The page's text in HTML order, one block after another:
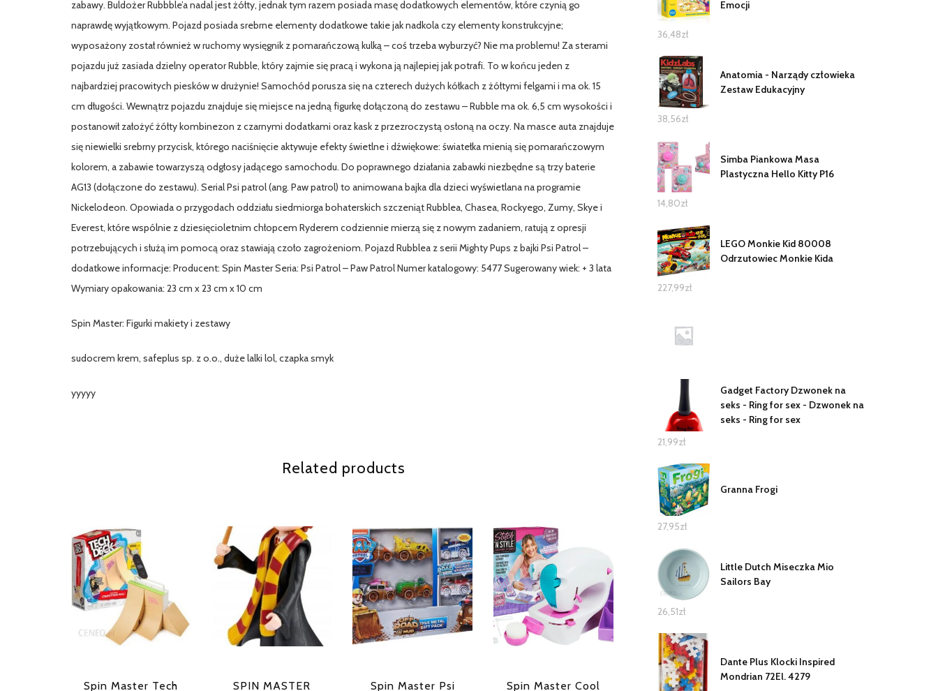
zabawy. Buldożer Rubbble’a nadal jest żółty, jednak tym razem posiada masę dodatkowych elementów, które czynią go
naprawdę wyjątkowym. Pojazd posiada srebrne elementy dodatkowe takie jak nadkola czy elementy konstrukcyjne;
wyposażony został również w ruchomy wysięgnik z pomarańczową kulką – coś trzeba wyburzyć? Nie ma problemu! Za sterami
pojazdu już zasiada dzielny operator Rubble, który zajmie się pracą i wykona ją najlepiej jak potrafi. To w końcu jeden z
najbardziej pracowitych piesków w drużynie! Samochód porusza się na czterech dużych kółkach z żółtymi felgami i ma ok. 15
cm długości. Wewnątrz pojazdu znajduje się miejsce na jedną figurkę dołączoną do zestawu – Rubble ma ok. 6,5 cm wysokości i
postanowił założyć żółty kombinezon z czarnymi dodatkami oraz kask z przezroczystą osłoną na oczy. Na masce auta znajduje
się niewielki srebrny przycisk, którego naciśnięcie aktywuje efekty świetlne i dźwiękowe: światełka mienią się pomarańczowym
kolorem, a zabawie towarzyszą odgłosy jadącego samochodu. Do poprawnego działania zabawki niezbędne są trzy baterie
AG13 (dołączone do zestawu). Serial Psi patrol (ang. Paw patrol) to animowana bajka dla dzieci wyświetlana na programie
Nickelodeon. Opowiada o przygodach oddziału siedmiorga bohaterskich szczeniąt Rubblea, Chasea, Rockyego, Zumy, Skye i
Everest, które wspólnie z dziesięcioletnim chłopcem Ryderem codziennie mierzą się z nowym zadaniem, ratują z opresji
potrzebujących i służą im pomocą oraz stawiają czoło zagrożeniom. Pojazd Rubblea z serii Mighty Pups z bajki Psi Patrol –
dodatkowe informacje: Producent: Spin Master Seria: Psi Patrol – Paw Patrol Numer katalogowy: 5477 Sugerowany wiek: + 3 lata
Wymiary opakowania: 23 cm x 23 cm x 10 cm
Spin Master: Figurki makiety i zestawy
sudocrem krem, safeplus sp. z o.o., duże lalki lol, czapka smyk
yyyyy
Related products
Spin Master Tech
SPIN MASTER
Spin Master Psi
Spin Master Cool
Emocji
36,48zł
Anatomia - Narządy człowieka
Zestaw Edukacyjny
38,56zł
Simba Piankowa Masa
Plastyczna Hello Kitty P16
14,80zł
LEGO Monkie Kid 80008
Odrzutowiec Monkie Kida
227,99zł
Gadget Factory Dzwonek na
seks - Ring for sex - Dzwonek na
seks - Ring for sex
21,99zł
Granna Frogi
27,95zł
Little Dutch Miseczka Mio
Sailors Bay
26,51zł
Dante Plus Klocki Inspired
Mondrian 72El. 4279